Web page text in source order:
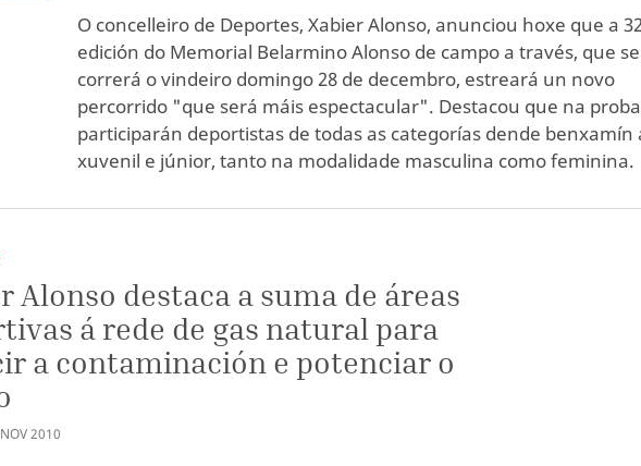
O concelleiro de Deportes, Xabier Alonso, anunciou hoxe que a
edición do Memorial Belarmino Alonso de campo a través, que se
correrá o vindeiro domingo 28 de decembro, estreará un novo
percorrido "que será máis espectacular". Destacou que na proba
participarán deportistas de todas as categorías dende benxamín
xuvenil e júnior, tanto na modalidade masculina como feminina.
Alonso destaca a suma de áreas
á rede de gas natural para
a contaminación e potenciar o
NOV2010